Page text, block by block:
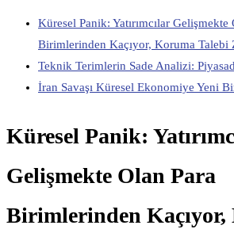
Küresel Panik: Yatırımcılar Gelişmekte
Birimlerinden Kaçıyor, Koruma Talebi
Teknik Terimlerin Sade Analizi:
İran Savaşı Küresel Ekonomiye Yeni
Küresel Panik:
Gelişmekte Olan Para
Birimlerinden